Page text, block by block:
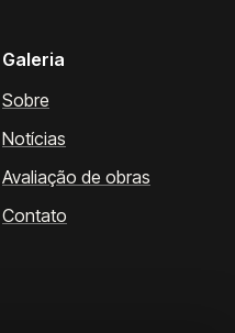
Galeria
Sobre
Notícias
Avaliação de obras
Contato